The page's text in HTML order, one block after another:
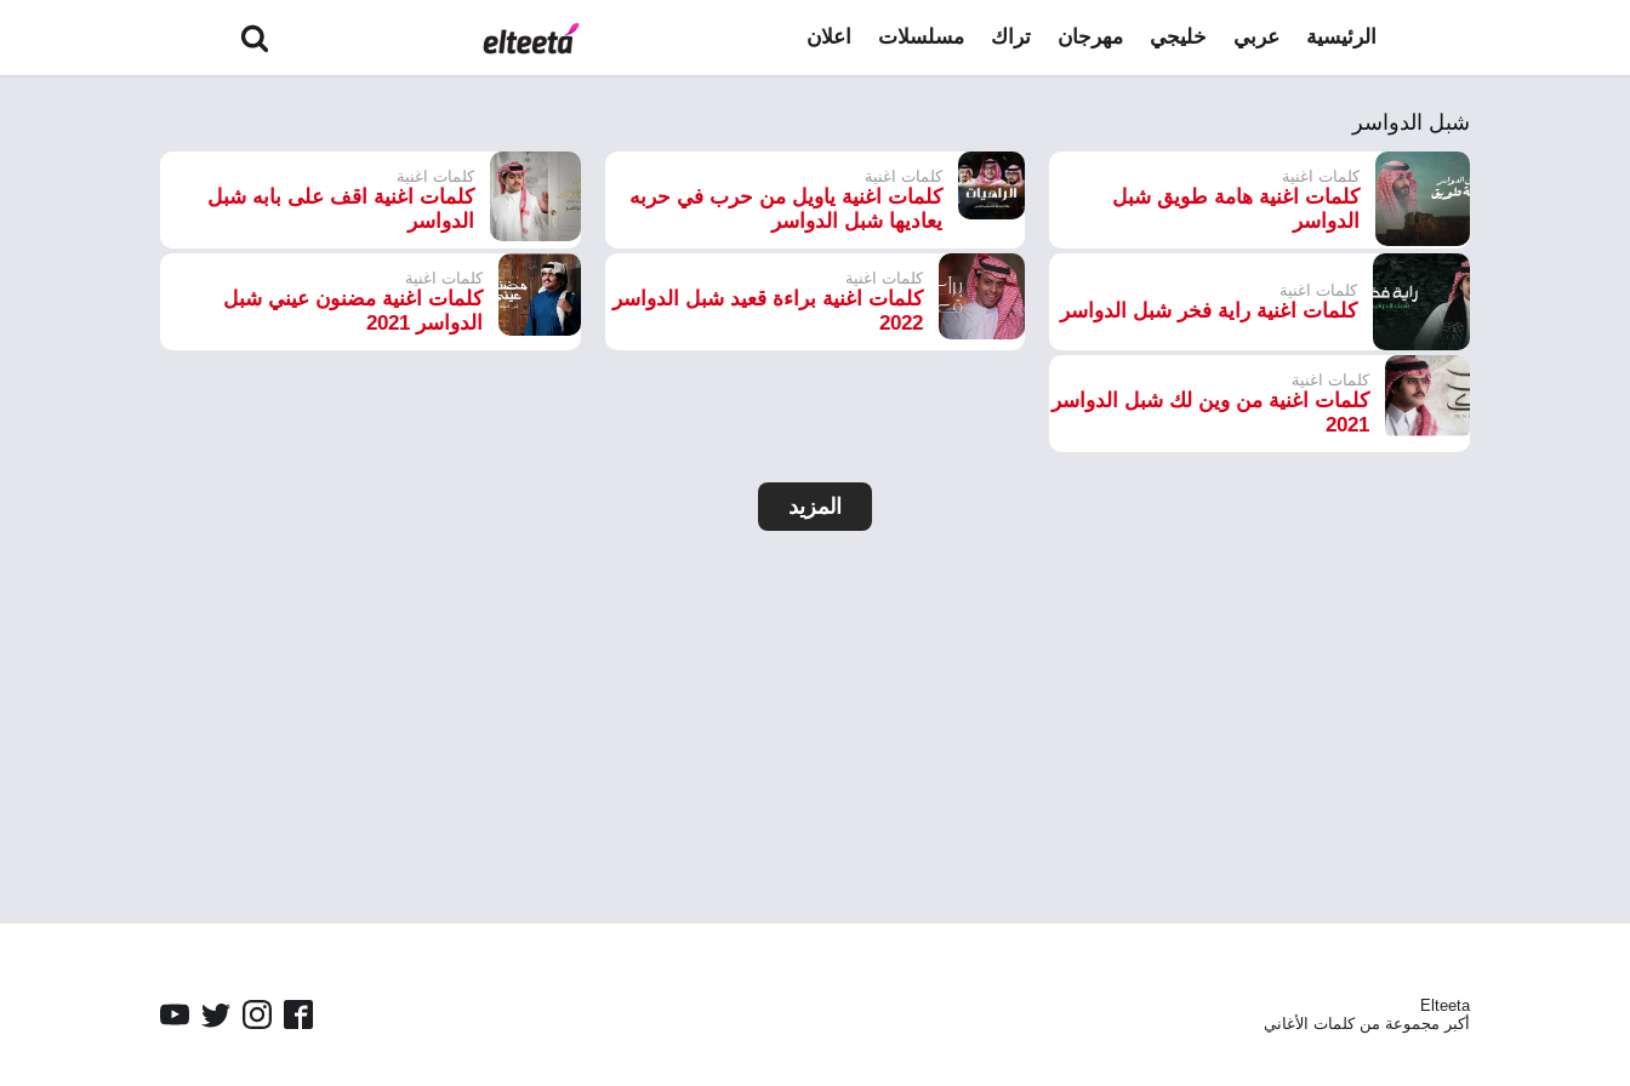
الرئيسية عربي خليجي مهرجان تراك مسلسلات اعلان
شبل الدواسر
كلمات اغنية
كلمات اغنية هامة طويق شبل
الدواسر
كلمات اغنية
كلمات اغنية ياويل من حرب في حربه
يعاديها شبل الدواسر
كلمات اغنية
كلمات اغنية اقف على بابه شبل
الدواسر
كلمات اغنية
كلمات اغنية راية فخر شبل الدواسر
كلمات اغنية
كلمات اغنية براءة قعيد شبل الدواسر
2022
كلمات اغنية
كلمات اغنية مضنون عيني شبل
الدواسر 2021
كلمات اغنية
كلمات اغنية من وين لك شبل الدواسر
2021
المزيد
Elteeta
أكبر مجموعة من كلمات الأغاني